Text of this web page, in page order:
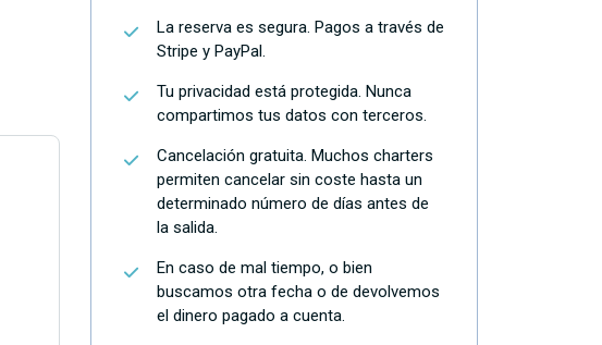
La reserva es segura. Pagos a través de
Stripe y PayPal.
Tu privacidad está protegida. Nunca
compartimos tus datos con terceros.
Cancelación gratuita. Muchos charters
permiten cancelar sin coste hasta un
determinado número de días antes de
la salida.
En caso de mal tiempo, o bien
buscamos otra fecha o de devolvemos
el dinero pagado a cuenta.